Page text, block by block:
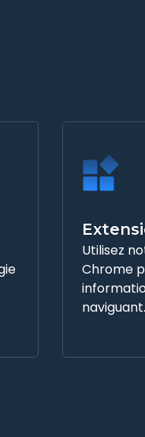
Utilisez
Chrome
naviguant.